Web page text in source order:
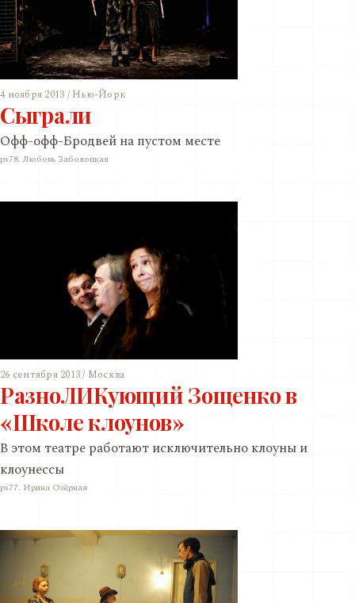
4 ноября 2013 / Нью-Йорк
Сыграли
Офф-офф-Бродвей на пустом месте
ps78. Любовь Заболоцкая
26 сентября 2013 / Москва
РазноЛИКующий Зощенко в
«Школе клоунов»
В этом театре работают исключительно клоуны и
клоунессы
ps77. Ирина Озёрная